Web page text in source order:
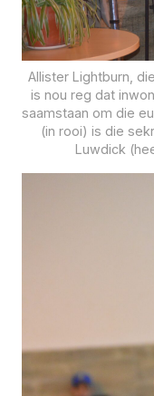
Allister Lightburn,
is nou reg dat
saamstaan om die
(in rooi) is die
Luwdick